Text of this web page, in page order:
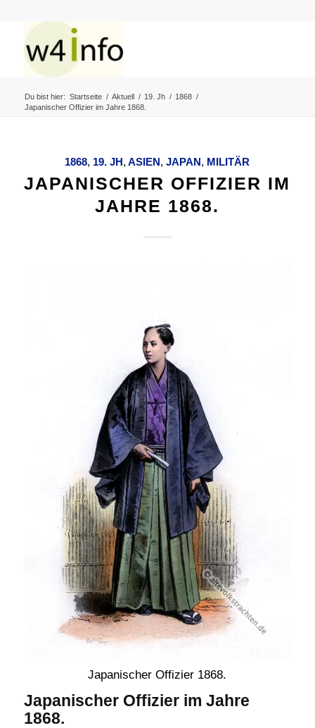
Du bist hier: Startseite / Aktuell / 19. Jh / 1868 /
Japanischer Offizier im Jahre 1868.
1868, 19. JH,ASIEN,JAPAN, MILITÄR
JAPANISCHER OFFIZIER IM
JAHRE 1868.
Japanischer Offizier 1868.
Japanischer Offizier im Jahre
1868.